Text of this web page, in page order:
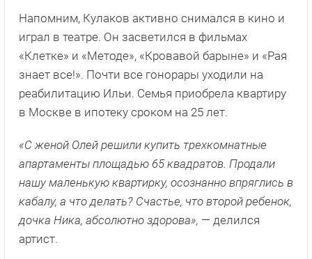
Напомним, Кулаков активно снимался в кино и
играл в театре. Он засветился в фильмах
«Клетке» и «Методе», «Кровавой барыне» и «Рая
знает все!». Почти все гонорары уходили на
реабилитацию Ильи. Семья приобрела квартиру
в Москве в ипотеку сроком на 25 лет.
«С женой Олей решили купить трехкомнатные
апартаменты площадью 65 квадратов. Продали
нашу маленькую квартирку, осознанно впряглись в
кабалу, а что делать? Счастье, что второй ребенок,
дочка Ника, абсолютно здорова», — делился
артист.